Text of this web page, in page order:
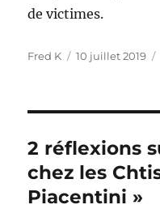
de victimes.
Auteur
Fred K
Publié
10 juillet 2019
2 réflexions
chez les
Piacentini »